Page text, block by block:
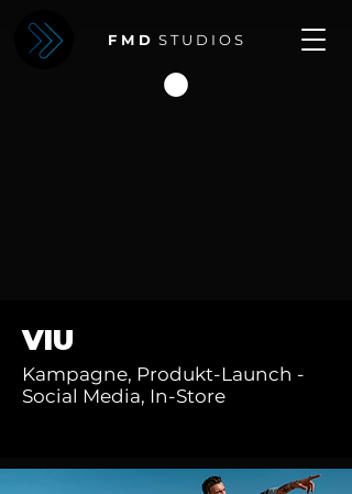
F M D S T U D I O S
VIU
Kampagne, Produkt-Launch -
Social Media, In-Store